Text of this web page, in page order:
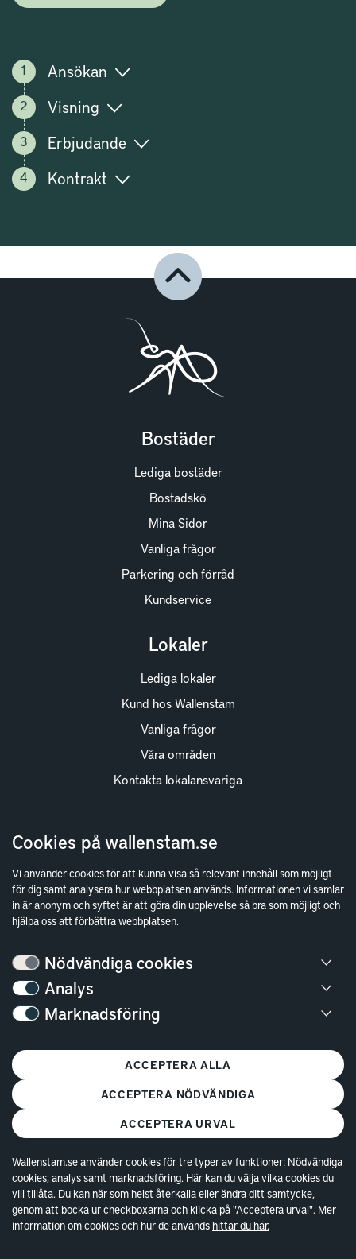
Cookies på wallenstam.se
Vi använder cookies för att kunna visa så relevant innehåll som möjligt
för dig samt analysera hur webbplatsen används. Informationen vi samlar
in är anonym och syftet är att göra din upplevelse så bra som möjligt och
hjälpa oss att förbättra webbplatsen.
Nödvändiga cookies
Analys
Marknadsföring
ACCEPTERA ALLA
ACCEPTERA NÖDVÄNDIGA
ACCEPTERA URVAL
Wallenstam.se använder cookies för tre typer av funktioner: Nödvändiga
cookies, analys samt marknadsföring. Här kan du välja vilka cookies du
vill tillåta. Du kan när som helst återkalla eller ändra ditt samtycke,
genom att bocka ur checkboxarna och klicka på "Acceptera urval". Mer
information om cookies och hur de används hittar du här.
Ansökan
Visning
Erbjudande
Kontrakt
Bostäder
Lediga bostäder
Bostadskö
Mina Sidor
Vanliga frågor
Parkering och förråd
Kundservice
Lokaler
Lediga lokaler
Kund hos Wallenstam
Vanliga frågor
Våra områden
Kontakta lokalansvariga
Finansiella rapporter
Sök fakturamottagare
Hållbarhet
Kontakt
Kundservice
Göteborg
© Copyright 2026 Wallenstam AB (publ)
Cookies